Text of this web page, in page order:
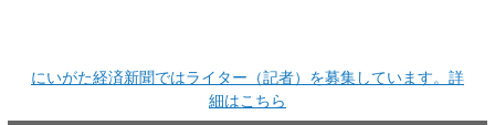
にいがた経済新聞ではライター（記者）を募集しています。詳
細はこちら